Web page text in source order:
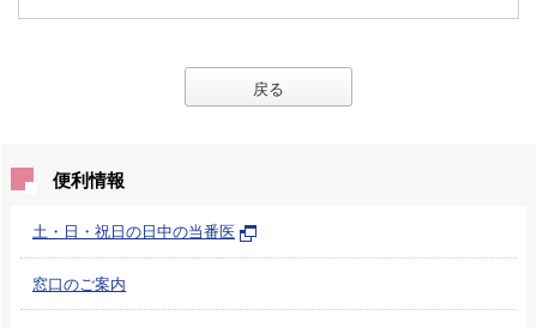
戻る
便利情報
土・日・祝日の日中の当番医
窓口のご案内